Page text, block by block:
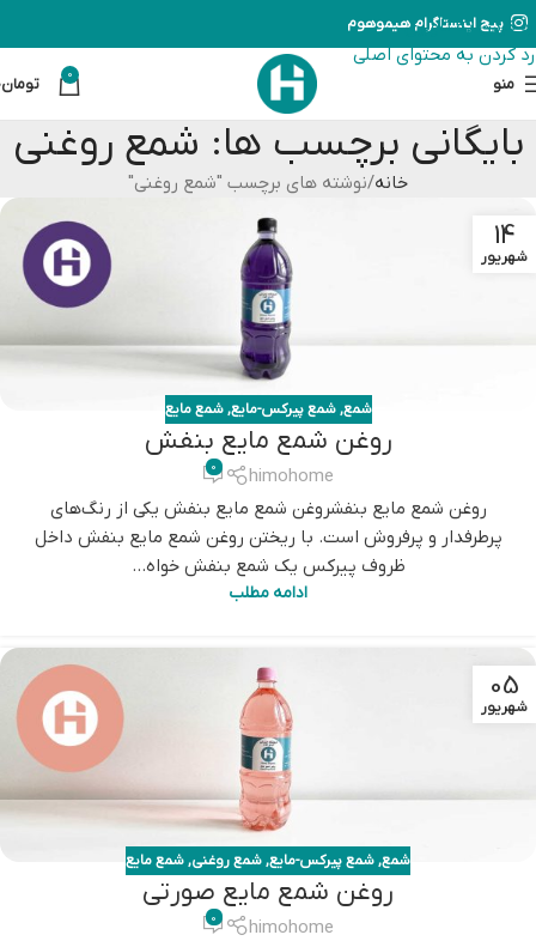
رد کردن به ناوبری
رد کردن به محتوای اصلی
پیج اینستاگرام هیموهوم
منو 0 تومان
بایگانی برچسب ها: شمع روغنی
خانه نوشته های برچسب "شمع روغنی"
14
شهریور
شمع,شمع پیرکس-مایع,شمع مایع
روغن شمع مایع بنفش
himohome
0
روغن شمع مایع بنفشروغن شمع مایع بنفش یکی از رنگ‌های
پرطرفدار و پرفروش است. با ریختن روغن شمع مایع بنفش داخل
ظروف پیرکس یک شمع بنفش خواه...
ادامه مطلب
05
شهریور
شمع,شمع پیرکس-مایع,شمع روغنی,شمع مایع
روغن شمع مایع صورتی
himohome
0